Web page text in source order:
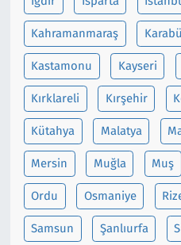
Kahramanmaraş
Kastamonu Kayseri
Kırklareli Kırşehir
Kütahya Malatya
Mersin Muğla Muş
Ordu Osmaniye
Samsun Şanlıurfa